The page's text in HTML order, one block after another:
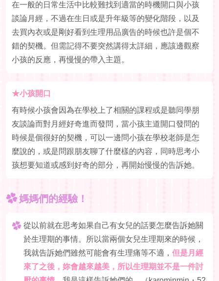
在一般的日常生活中比較難找到適當的時機開口與小孩
談論月經，不過在生日或是升年級等的變化階段，以及
去買內衣或是剛好看到生理用品廣告的時候也許是個不
錯的契機。但需記得不要突然講得太詳細，應該邊觀察
小孩的反應，再慢慢的帶入主題。
★小孩開口
有時候小孩會因為在學校上了相關的課程或是聽同學朋
友談論而對月經好奇進而發問，當小孩主道開口發問的
時候是個很好的契機，可以一邊問小孩在學校老師是怎
麼說的，或是問跟朋友聊了什麼樣的內容，同時思考小
孩想要知道或感到好奇的部分，再開始慢慢的告訴她。
媽媽們的經驗！
從以前就在思考如果自己有女兒的話要怎麼告訴她關
於生理期的事情。所以當兩個女兒生理期來的時候，
我就告訴她們雖然可能會有生理痛等不適，但是月經
來了之後，妳會越來越美，所以生理期並不是一件討